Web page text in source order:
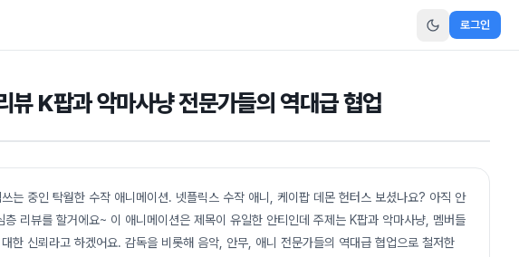
로그인
뷰 K팝과 악마사냥 전문가들의 역대급 협업
는 중인 탁월한 수작 애니메이션. 넷플릭스 수작 애니, 케이팝 데몬 헌터스 보셨나요? 아직 안
리뷰를 할거에요~ 이 애니메이션은 제목이 유일한 안티인데 주제는 K팝과 악마사냥, 멤버들
한 신뢰라고 하겠어요. 감독을 비롯해 음악, 안무, 애니 전문가들의 역대급 협업으로 철저한